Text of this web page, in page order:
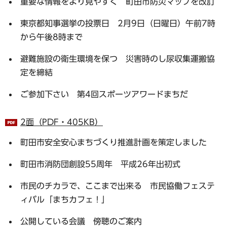
東京都知事選挙の投票日 2月9日（日曜日）午前7時
から午後8時まで
避難施設の衛生環境を保つ 災害時のし尿収集運搬協
定を締結
ご参加下さい 第4回スポーツアワードまちだ
2面（PDF・405KB）
町田市安全安心まちづくり推進計画を策定しました
町田市消防団創設55周年 平成26年出初式
市民のチカラで、ここまで出来る 市民協働フェステ
ィバル「まちカフェ！」
公開している会議 傍聴のご案内